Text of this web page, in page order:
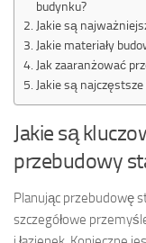
budynku?
Jakie są
Jakie materiały
Jak zaaranżować
Jakie są
Jakie są
przebudowy
Planując przebudowę
szczegółowe